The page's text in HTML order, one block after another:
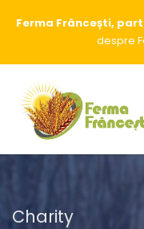
Ferma Frâncești,
despre
Charity